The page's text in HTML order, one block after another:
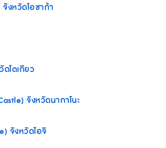
งหวัดโอซาก้า
ดโตเกียว
จังหวัดนากาโนะ
จังหวัดไอจิ